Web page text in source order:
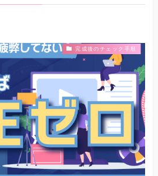
完成後のチェック手順